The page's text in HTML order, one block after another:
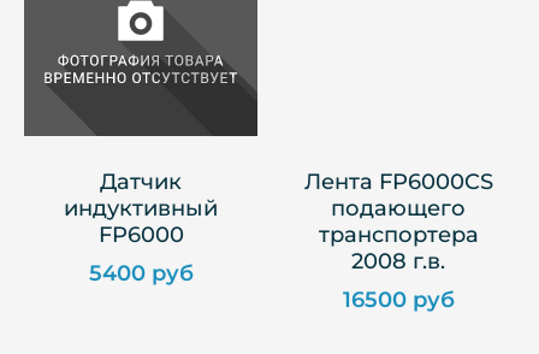
Датчик
индуктивный
FP6000
5400 руб
Лента FP6000CS
подающего
транспортера
2008 г.в.
16500 руб